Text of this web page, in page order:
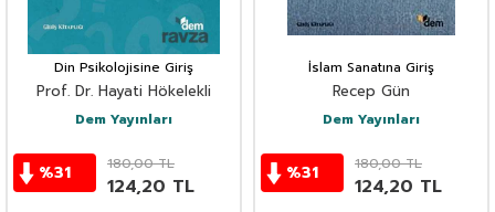
Din Psikolojisine Giriş
Prof. Dr. Hayati Hökelekli
Dem Yayınları
%31 180,00TL
124,20 TL
İslam Sanatına Giriş
Recep Gün
Dem Yayınları
%31 180,00TL
124,20 TL